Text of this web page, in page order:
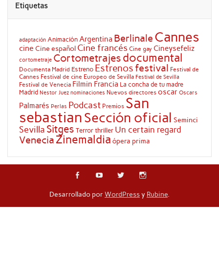
Etiquetas
adaptación AnimaciónArgentina Berlinale Cannes
cine Cine español Cine francés Cine gay Cineysefeliz
cortometraje Cortometrajes documental
Documenta Madrid Estreno Estrenos festival Festival de
Cannes Festival de cine Europeo de Sevilla Festival de Sevilla
Festival de Venecia Filmin Francia La concha de tu madre
Madrid Nestor Juez nominaciones Nuevos directores oscar Oscars
Palmarés Perlas Podcast Premios San
sebastianSección oficial Seminci
Sevilla Sitges Terrorthriller Un certain regard
Venecia Zinemaldia ópera prima
Desarrollado por WordPressy Rubine